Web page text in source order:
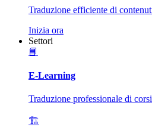
Traduzione efficiente di
Inizia ora
Settori
📘
E-Learning
Traduzione professionale di
🏗️